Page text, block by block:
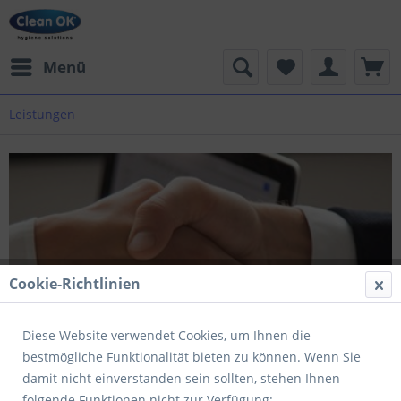
Menü
Leistungen
Cookie-Richtlinien
Diese Website verwendet Cookies, um Ihnen die
bestmögliche Funktionalität bieten zu können. Wenn Sie
damit nicht einverstanden sein sollten, stehen Ihnen